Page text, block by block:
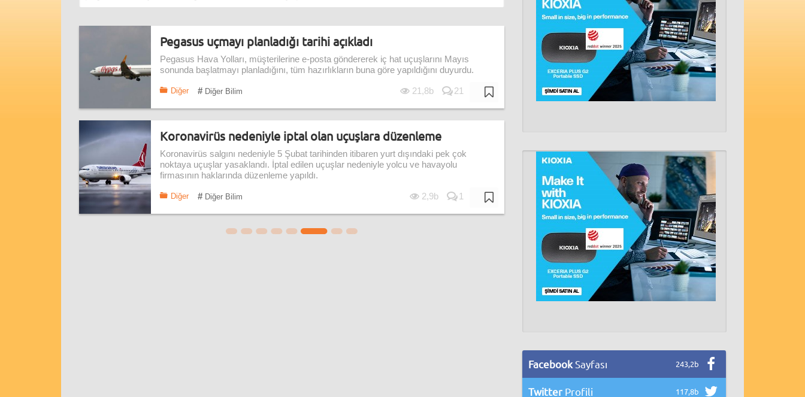
Pegasus uçmayı planladığı tarihi açıkladı
Pegasus Hava Yolları, müşterilerine e-posta göndererek iç hat uçuşlarını Mayıs
sonunda başlatmayı planladığını, tüm hazırlıkların buna göre yapıldığını duyurdu.
Diğer # Diğer Bilim 21,8b 21
Koronavirüs nedeniyle iptal olan uçuşlara düzenleme
Koronavirüs salgını nedeniyle 5 Şubat tarihinden itibaren yurt dışındaki pek çok
noktaya uçuşlar yasaklandı. İptal edilen uçuşlar nedeniyle yolcu ve havayolu
firmasının haklarında düzenleme yapıldı.
Diğer # Diğer Bilim 2,9b 1
Facebook Sayfası 243,2b
Twitter Profili 117,8b